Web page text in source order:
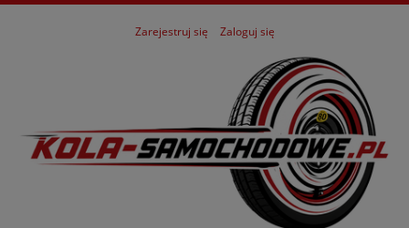
Zarejestruj się Zaloguj się